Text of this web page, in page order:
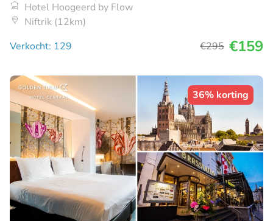
Hotel Hoogeerd by Flow
Niftrik (12km)
Verkocht: 129
€295 €159
36% korting